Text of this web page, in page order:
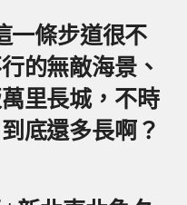
一條步道很不
的無敵海景、
里長城，不時
底還多長啊？